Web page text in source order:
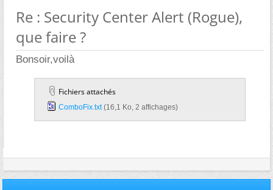
Re : Security Center Alert (Rogue),
que faire ?
Bonsoir,voilà
Fichiers attachés
ComboFix.txt‎ (16,1 Ko, 2 affichages)